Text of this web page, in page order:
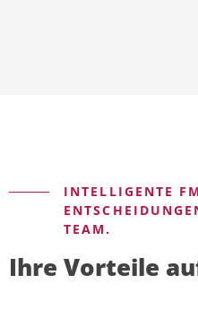
INTELLIGENTE
TEAM.
Ihre Vorteile